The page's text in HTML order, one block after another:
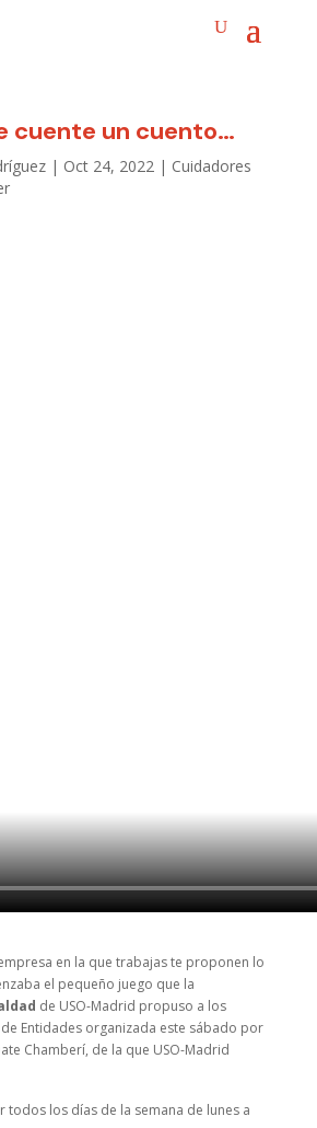
cuente un cuento…
| Oct 24, 2022| Cuidadores
en la que trabajas te proponen lo
el pequeño juego que la
de USO-Madrid propuso a los
de Entidades organizada este sábado por
Chamberí, de la que USO-Madrid
todos los días de la semana de lunes a